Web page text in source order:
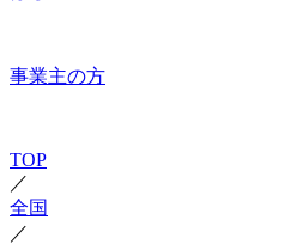
事業主の方
TOP
／
全国
／